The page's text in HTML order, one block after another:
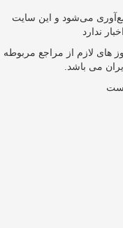
می‌شود و این سایت
ندارد
های لازم از مراجع مربوطه
می باشد.